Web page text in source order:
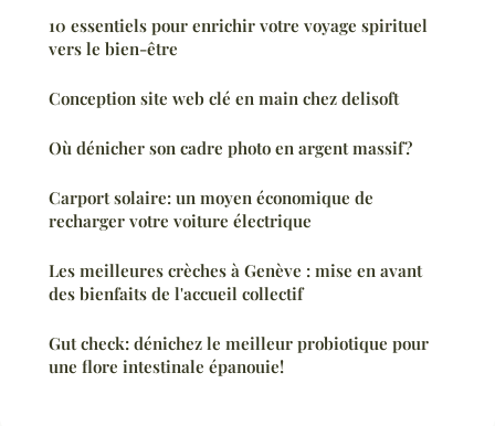
10 essentiels pour enrichir votre voyage spirituel
vers le bien-être
Conception site web clé en main chez delisoft
Où dénicher son cadre photo en argent massif?
Carport solaire: un moyen économique de
recharger votre voiture électrique
Les meilleures crèches à Genève : mise en avant
des bienfaits de l'accueil collectif
Gut check: dénichez le meilleur probiotique pour
une flore intestinale épanouie!